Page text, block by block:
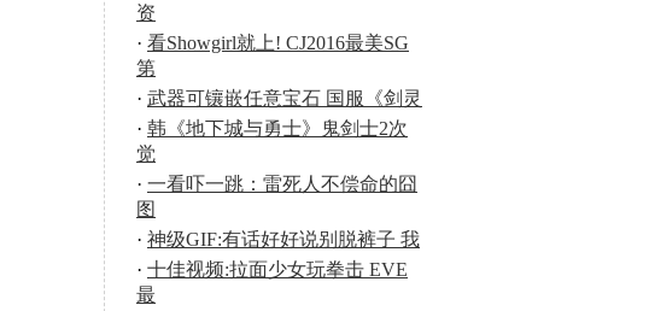
资
· 看Showgirl就上! CJ2016最美SG
第
· 武器可镶嵌任意宝石 国服《剑灵
· 韩《地下城与勇士》鬼剑士2次
觉
· 一看吓一跳：雷死人不偿命的囧
图
· 神级GIF:有话好好说别脱裤子 我
· 十佳视频:拉面少女玩拳击 EVE
最